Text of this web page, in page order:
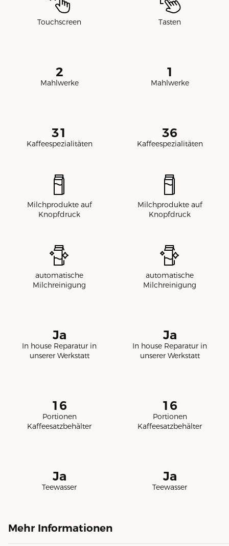
Touchscreen
2
Mahlwerke
31
Kaffeespezialitäten
Milchprodukte auf
Knopfdruck
automatische
Milchreinigung
Ja
In house Reparatur in
unserer Werkstatt
16
Portionen
Kaffeesatzbehälter
Ja
Teewasser
Tasten
1
Mahlwerke
36
Kaffeespezialitäten
Milchprodukte auf
Knopfdruck
automatische
Milchreinigung
Ja
In house Reparatur in
unserer Werkstatt
16
Portionen
Kaffeesatzbehälter
Ja
Teewasser
Mehr Informationen